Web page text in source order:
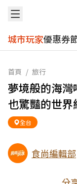
城市玩家優惠券
首頁 / 旅行
夢境般的海灣
也驚豔的世界
全台
食尚編輯部